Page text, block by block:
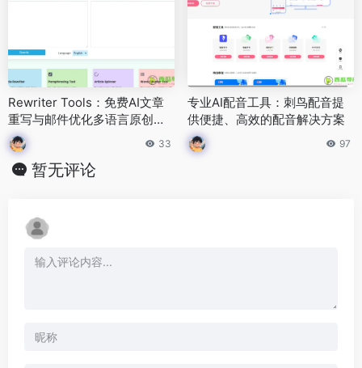
Rewriter Tools：免费AI文章
重写与邮件优化多语言原创内
容生成工具
33
专业AI配音工具：刺鸟配音提
供便捷、高效的配音解决方案
97
暂无评论